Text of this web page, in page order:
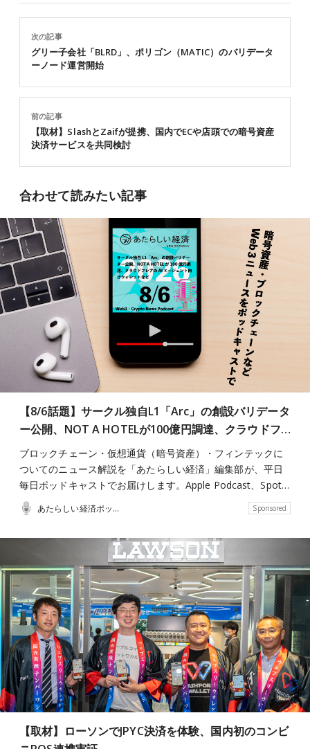
前の記事
【取材】SlashとZaifが提携、国内でECや店頭での暗号資産
決済サービスを共同検討
次の記事
グリー子会社「BLRD」、ポリゴン（MATIC）のバリデータ
ーノード運営開始
合わせて読みたい記事
【8/6話題】サークル独自L1「Arc」の創設バリデータ
ー公開、NOT A HOTELが100億円調達、クラウドフ…
ブロックチェーン・仮想通貨（暗号資産）・フィンテックに
ついてのニュース解説を「あたらしい経済」編集部が、平日
毎日ポッドキャストでお届けします。Apple Podcast、Spot…
あたらしい経済ポッドキャスト Sponsored
【取材】ローソンでJPYC決済を体験、国内初のコンビ